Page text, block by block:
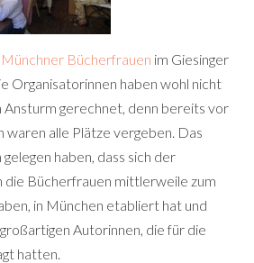
Münchner Bücherfrauen im Giesinger
Organisatorinnen haben wohl nicht
gerechnet, denn bereits vor
waren alle Plätze vergeben. Das
haben, dass sich der
die Bücherfrauen mittlerweile zum
in München etabliert hat und
Autorinnen, die für die
hatten.